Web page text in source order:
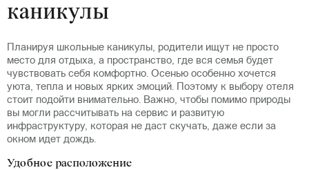
каникулы
Планируя школьные каникулы, родители ищут не просто
место для отдыха, а пространство, где вся семья будет
чувствовать себя комфортно. Осенью особенно хочется
уюта, тепла и новых ярких эмоций. Поэтому к выбору отеля
стоит подойти внимательно. Важно, чтобы помимо природы
вы могли рассчитывать на сервис и развитую
инфраструктуру, которая не даст скучать, даже если за
окном идет дождь.
Удобное расположение